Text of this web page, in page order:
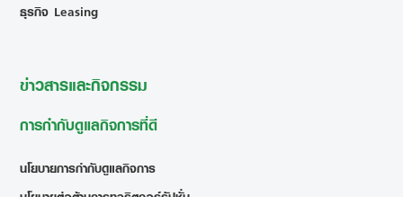
ธุรกิจ Leasing
ข่าวสารและกิจกรรม
การกำกับดูแลกิจการที่ดี
นโยบายการกำกับดูแลกิจการ